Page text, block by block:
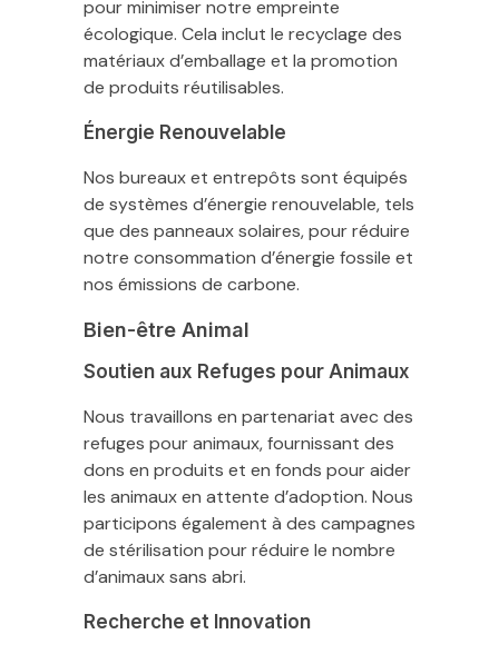
pour minimiser notre empreinte
écologique. Cela inclut le recyclage des
matériaux d’emballage et la promotion
de produits réutilisables.
Énergie Renouvelable
Nos bureaux et entrepôts sont équipés
de systèmes d’énergie renouvelable, tels
que des panneaux solaires, pour réduire
notre consommation d’énergie fossile et
nos émissions de carbone.
Bien-être Animal
Soutien aux Refuges pour Animaux
Nous travaillons en partenariat avec des
refuges pour animaux, fournissant des
dons en produits et en fonds pour aider
les animaux en attente d’adoption. Nous
participons également à des campagnes
de stérilisation pour réduire le nombre
d’animaux sans abri.
Recherche et Innovation